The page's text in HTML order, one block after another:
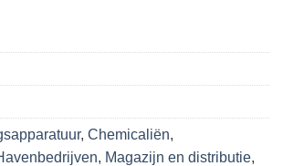
, Chemicaliën,
, Magazijn en distributie,